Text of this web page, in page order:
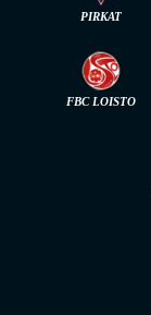
PIRKAT
FBC LOISTO